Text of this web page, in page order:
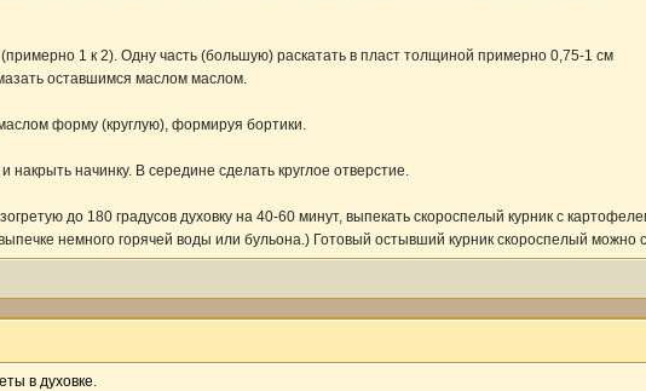
(примерно 1 к 2). Одну часть (большую) раскатать в пласт толщиной примерно 0,75-1 см
оставшимся маслом маслом.
форму (круглую), формируя бортики.
накрыть начинку. В середине сделать круглое отверстие.
до 180 градусов духовку на 40-60 минут, выпекать скороспелый курник с
немного горячей воды или бульона.) Готовый остывший курник скороспелый
в духовке.